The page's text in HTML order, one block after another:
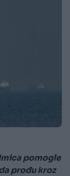
pomogle
prođu kroz